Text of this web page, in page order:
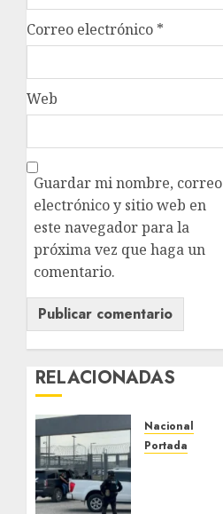
Correo electrónico *
Web
Guardar mi nombre, correo
electrónico y sitio web en
este navegador para la
próxima vez que haga un
comentario.
RELACIONADAS
Nacional
Portada